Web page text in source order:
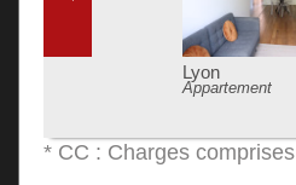
Lyon
Appartement
* CC : Charges comprises